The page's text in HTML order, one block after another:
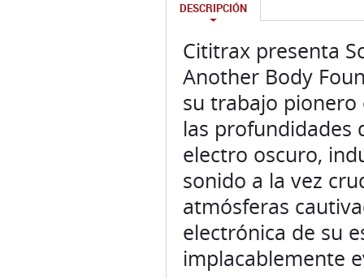
DESCRIPCIÓN
Cititrax presenta
Another Body
su trabajo pionero
las profundidades
electro oscuro,
sonido a la vez
atmósferas
electrónica de su
implacablemente